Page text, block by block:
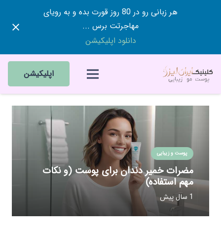
هر زبانی رو در 80 روز قورت بده و به رویای
مهاجرتت برس ...
دانلود اپلیکیشن
اپلیکیشن
پوست و زیبایی
مضرات خمیر دندان برای پوست (و نکات
مهم استفاده)
1 سال پیش